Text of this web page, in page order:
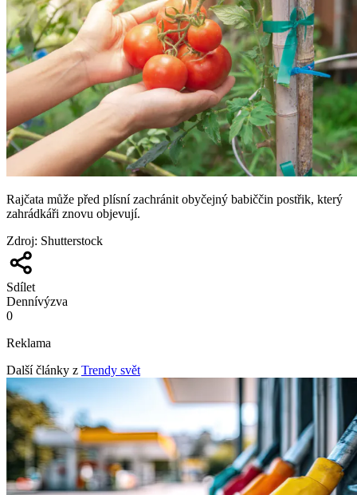
Rajčata může před plísní zachránit obyčejný babiččin postřik, který
zahrádkáři znovu objevují.
Zdroj: Shutterstock
Sdílet
Dennívýzva
0
Reklama
Další články z Trendy svět